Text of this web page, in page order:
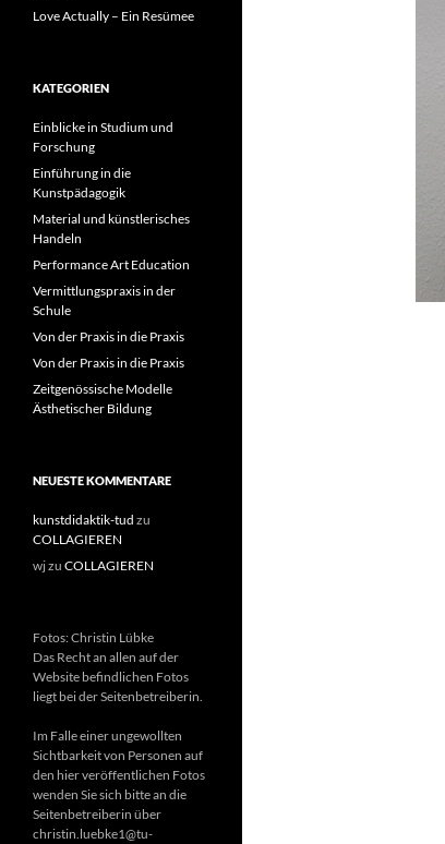
Love Actually – Ein Resümee
KATEGORIEN
Einblicke in Studium und
Forschung
Einführung in die
Kunstpädagogik
Material und künstlerisches
Handeln
Performance Art Education
Vermittlungspraxis in der
Schule
Von der Praxis in die Praxis
Von der Praxis in die Praxis
Zeitgenössische Modelle
Ästhetischer Bildung
NEUESTE KOMMENTARE
kunstdidaktik-tud zu
COLLAGIEREN
wjzu COLLAGIEREN
Fotos: Christin Lübke
Das Recht an allen auf der
Website befindlichen Fotos
liegt bei der Seitenbetreiberin.
Im Falle einer ungewollten
Sichtbarkeit von Personen auf
den hier veröffentlichen Fotos
wenden Sie sich bitte an die
Seitenbetreiberin über
christin.luebke1@tu-